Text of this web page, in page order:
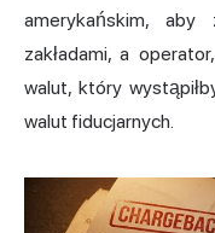
amerykańskim, aby
zakładami, a
walut, który
walut fiducjarnych.